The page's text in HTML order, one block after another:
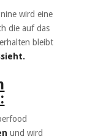
wird eine
die auf das
bleibt
und wird